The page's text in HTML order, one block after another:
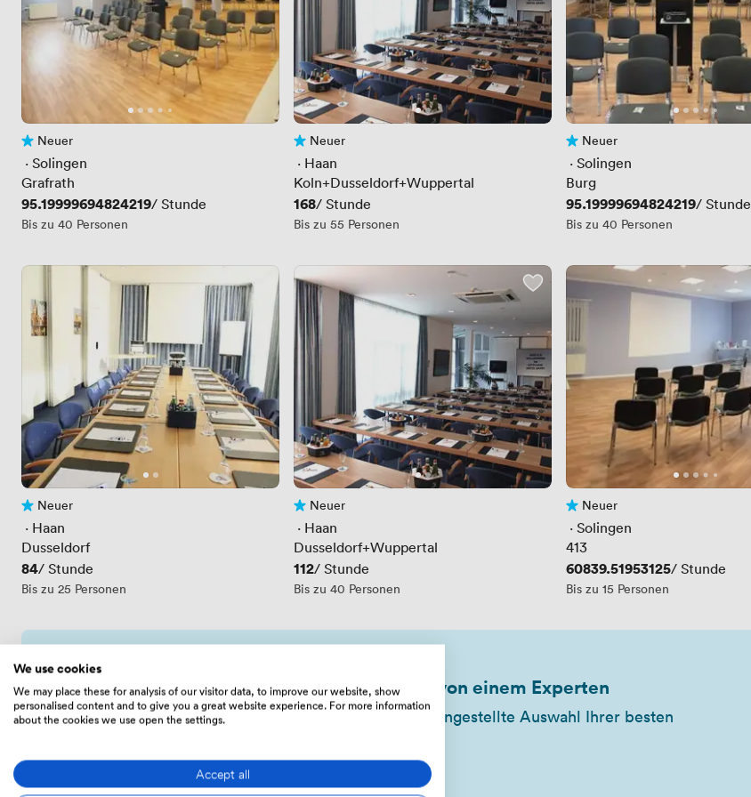
Noch keine Bewertungen
Neuer
· Solingen
Grafrath
Preis
95.19999694824219/ Stunde
Bis zu 40 Personen
Noch keine Bewertungen
Neuer
· Haan
Koln+Dusseldorf+Wuppertal
Preis
168/ Stunde
Bis zu 55 Personen
Noch keine Bewertungen
Neuer
· Solingen
Burg
Preis
95.19999694824219/ Stunde
Bis zu 40 Personen
Noch keine Bewertungen
Neuer
· Haan
Dusseldorf
Preis
84/ Stunde
Bis zu 25 Personen
Noch keine Bewertungen
Neuer
· Haan
Dusseldorf+Wuppertal
Preis
112/ Stunde
Bis zu 40 Personen
Noch keine Bewertungen
Neuer
· Solingen
413
Preis
60839.51953125/ Stunde
Bis zu 15 Personen
Scrollen überspringen
Erhalten Sie eine maßgeschneiderte Auswahl von einem Experten
Wir senden Ihnen eine kostenlose, fachkundig zusammengestellte Auswahl Ihrer besten
Übereinstimmungen auf dem Markt (und außerhalb)
Erhalten Sie Ihre Shortlist
We use cookies
We may place these for analysis of our visitor data, to improve our website, show
personalised content and to give you a great website experience. For more information
about the cookies we use open the settings.
Accept all